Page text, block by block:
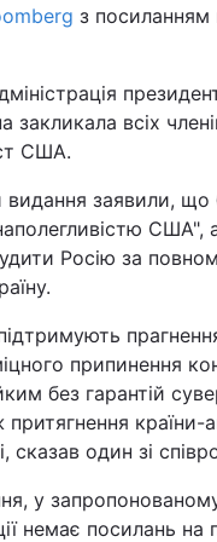
з посиланням
закликала всіх
США.
видання заявили, що
США",
Росію за
припинення
без гарантій
притягнення країни-
сказав один зі
у
немає посилань на